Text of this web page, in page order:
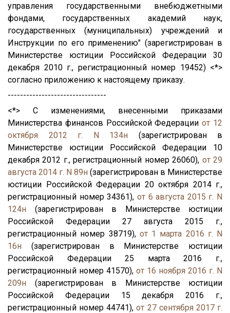
управления государственными внебюджетными
фондами, государственных академий наук,
государственных (муниципальных) учреждений и
Инструкции по его применению" (зарегистрирован в
Министерстве юстиции Российской Федерации 30
декабря 2010 г., регистрационный номер 19452) <*>
согласно приложению к настоящему приказу.
--------------------------------
<*> С изменениями, внесенными приказами
Министерства финансов Российской Федерацииот 12
октября 2012 г. N 134н (зарегистрирован в
Министерстве юстиции Российской Федерации 10
декабря 2012 г., регистрационный номер 26060), от 29
августа 2014 г. N 89н (зарегистрирован в Министерстве
юстиции Российской Федерации 20 октября 2014 г.,
регистрационный номер 34361), от 6 августа 2015 г. N
124н (зарегистрирован в Министерстве юстиции
Российской Федерации 27 августа 2015 г.,
регистрационный номер 38719), от 1 марта 2016 г. N
16н (зарегистрирован в Министерстве юстиции
Российской Федерации 25 марта 2016 г.,
регистрационный номер 41570), от 16 ноября 2016 г. N
209н (зарегистрирован в Министерстве юстиции
Российской Федерации 15 декабря 2016 г.,
регистрационный номер 44741),от 27 сентября 2017 г.